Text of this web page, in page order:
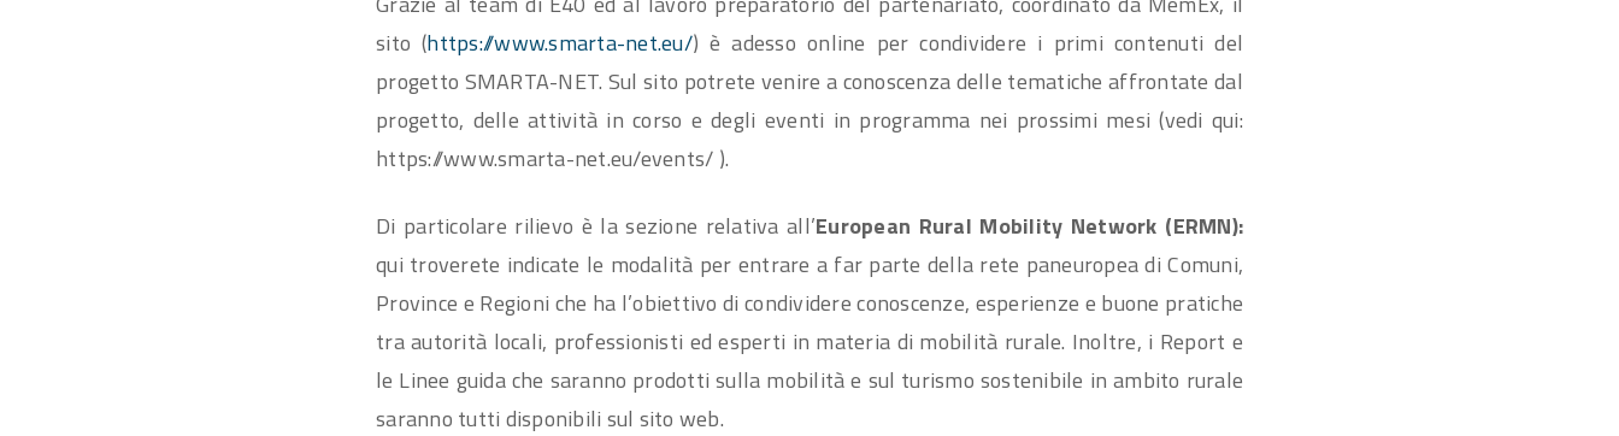
sito (https://www.smarta-net.eu/) è adesso online per condividere i primi contenuti del
progetto SMARTA-NET. Sul sito potrete venire a conoscenza delle tematiche affrontate dal
progetto, delle attività in corso e degli eventi in programma nei prossimi mesi (vedi qui:
https://www.smarta-net.eu/events/ ).
Di particolare rilievo è la sezione relativa all’European Rural Mobility Network (ERMN):
qui troverete indicate le modalità per entrare a far parte della rete paneuropea di Comuni,
Province e Regioni che ha l’obiettivo di condividere conoscenze, esperienze e buone pratiche
tra autorità locali, professionisti ed esperti in materia di mobilità rurale. Inoltre, i Report e
le Linee guida che saranno prodotti sulla mobilità e sul turismo sostenibile in ambito rurale
saranno tutti disponibili sul sito web.